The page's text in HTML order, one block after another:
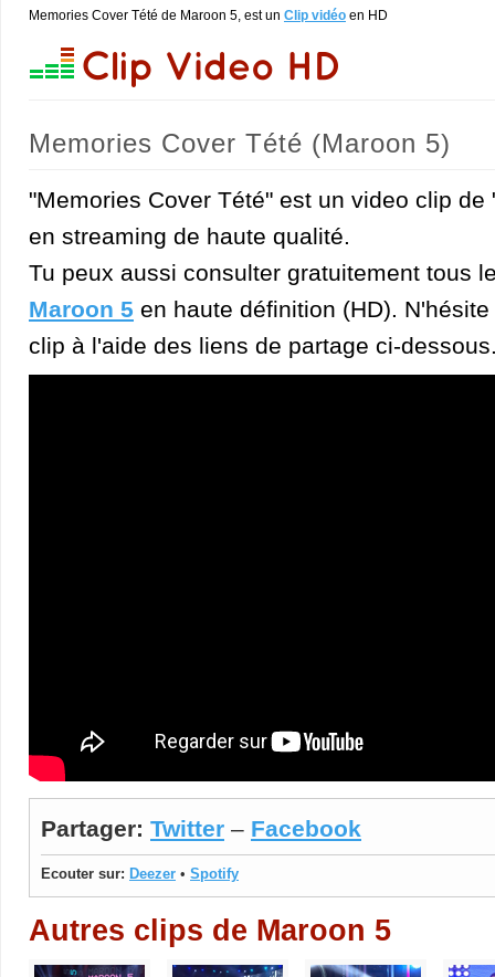
Memories Cover Tété de Maroon 5, est un Clip vidéo en HD
Memories Cover Tété (Maroon 5)
"Memories Cover Tété" est un video clip
en streaming de haute qualité.
Tu peux aussi consulter gratuitement tous
Maroon 5 en haute définition (HD).
clip à l'aide des liens de partage ci-
Partager: Twitter – Facebook
Ecouter sur: Deezer • Spotify
Autres clips de Maroon 5